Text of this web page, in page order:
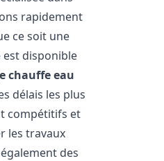
rapidement
ce soit une
disponible
chauffe eau
délais les plus
compétitifs et
les travaux
des